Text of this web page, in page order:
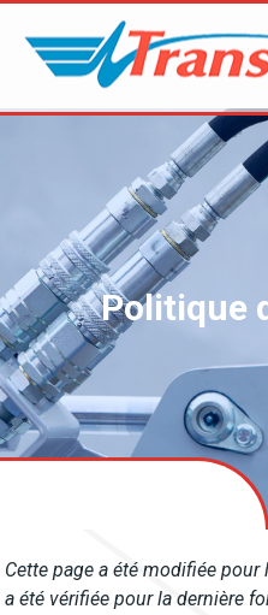
Politique
Cette page a été modifiée
a été vérifiée pour la dernière